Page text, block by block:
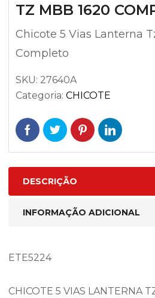
TZ MBB 1620
Chicote 5 Vias Lanterna
Completo
SKU: 27640A
Categoria: CHICOTE
DESCRIÇÃO
INFORMAÇÃO ADICIONAL
ETE5224
CHICOTE 5 VIAS LANTERNA